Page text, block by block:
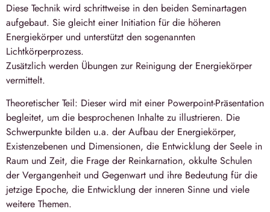
Diese Technik wird schrittweise in den beiden Seminartagen
aufgebaut. Sie gleicht einer Initiation für die höheren
Energiekörper und unterstützt den sogenannten
Lichtkörperprozess.
Zusätzlich werden Übungen zur Reinigung der Energiekörper
vermittelt.
Theoretischer Teil: Dieser wird mit einer Powerpoint-Präsentation
begleitet, um die besprochenen Inhalte zu illustrieren. Die
Schwerpunkte bilden u.a. der Aufbau der Energiekörper,
Existenzebenen und Dimensionen, die Entwicklung der Seele in
Raum und Zeit, die Frage der Reinkarnation, okkulte Schulen
der Vergangenheit und Gegenwart und ihre Bedeutung für die
jetzige Epoche, die Entwicklung der inneren Sinne und viele
weitere Themen.